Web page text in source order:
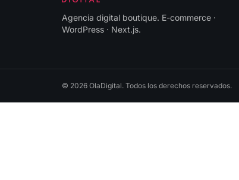
Agencia digital boutique. E-commerce ·
WordPress · Next.js.
© 2026 OlaDigital. Todos los derechos reservados.